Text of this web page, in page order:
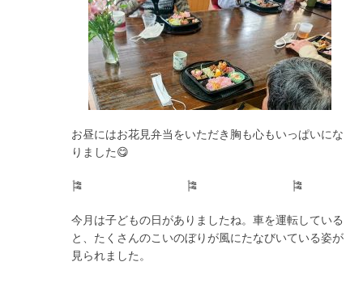
お昼にはお花見弁当をいただき胸も心もいっぱいにな
りました😋
🎏 🎏 🎏
今月は子どもの日がありましたね。車を運転している
と、たくさんのこいのぼりが風にたなびいている姿が
見られました。